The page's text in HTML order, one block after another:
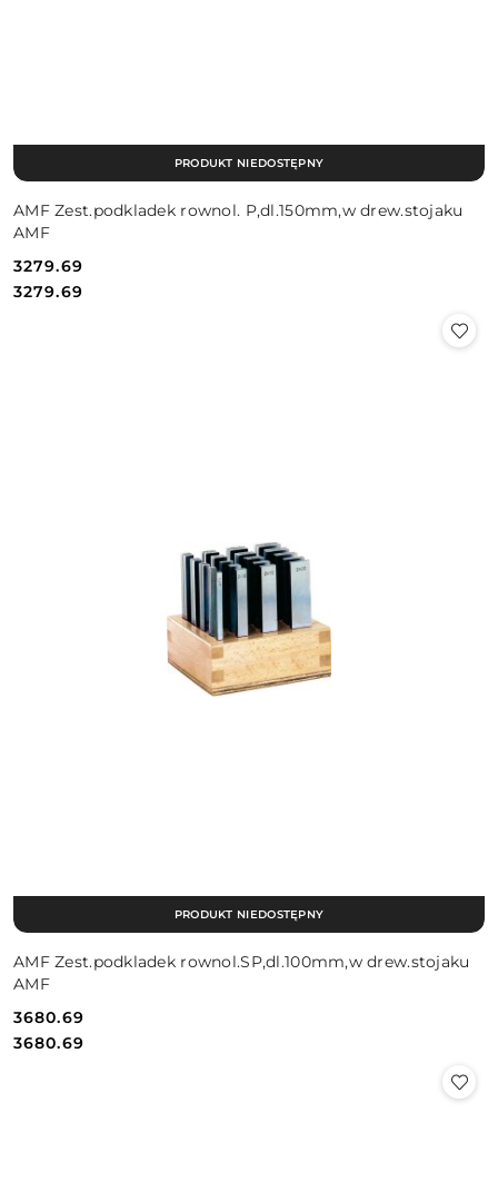
AMF Zest.podkladek rownol. P,dl.150mm,w drew.stojaku
AMF
Cena:
3279.69
Cena:
3279.69
PRODUKT NIEDOSTĘPNY
AMF Zest.podkladek rownol.SP,dl.100mm,w drew.stojaku
AMF
Cena:
3680.69
Cena:
3680.69
PRODUKT NIEDOSTĘPNY